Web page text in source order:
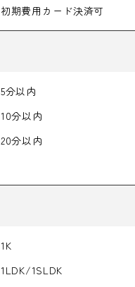
初期費用カード決済可
5分以内
10分以内
20分以内
1K
1LDK/1SLDK